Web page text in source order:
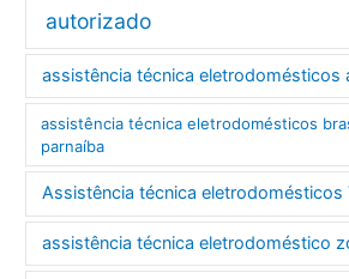
autorizado
assistência técnica eletrodomésticos
assistência técnica eletrodomésticos
parnaíba
Assistência técnica eletrodomésticos
assistência técnica eletrodoméstico